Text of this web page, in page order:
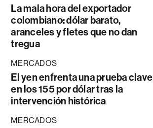
La mala hora del exportador
colombiano: dólar barato,
aranceles y fletes que no dan
tregua
MERCADOS
El yen enfrenta una prueba clave
en los 155 por dólar tras la
intervención histórica
MERCADOS